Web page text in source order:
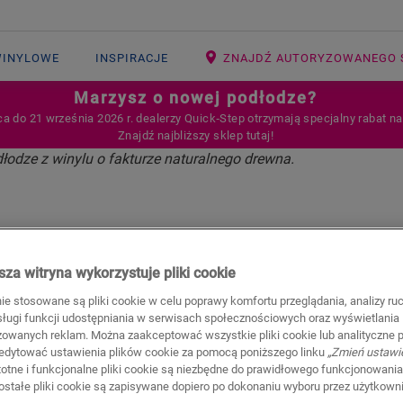
INSPIRACJE ZNAJDŹ AUTORYZOWANEGO
Marzysz o nowej podłodze?
do 21 września 2026 r. dealerzy Quick‑Step otrzymają specjalny rabat
Znajdź najbliższy sklep tutaj!
WINYLOWE
DO
witryna wykorzystuje pliki cookie
stosowane są pliki cookie w celu poprawy komfortu przeglądania, analizy
funkcji udostępniania w serwisach społecznościowych oraz wyświetlania
reklam. Można zaakceptować wszystkie pliki cookie lub analityczne
ustawienia plików cookie za pomocą poniższego linku „Zmień
i funkcjonalne pliki cookie są niezbędne do prawidłowego
pliki cookie są zapisywane dopiero po dokonaniu wyboru przez